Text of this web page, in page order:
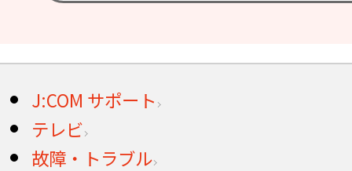
J:COM サポート
テレビ
故障・トラブル